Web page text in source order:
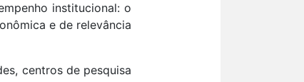
institucional: o
e de relevância
centros de pesquisa